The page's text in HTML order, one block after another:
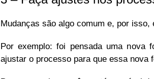
Mudanças são algo comum e, por
Por exemplo: foi pensada uma nova
ajustar o processo para que essa nova